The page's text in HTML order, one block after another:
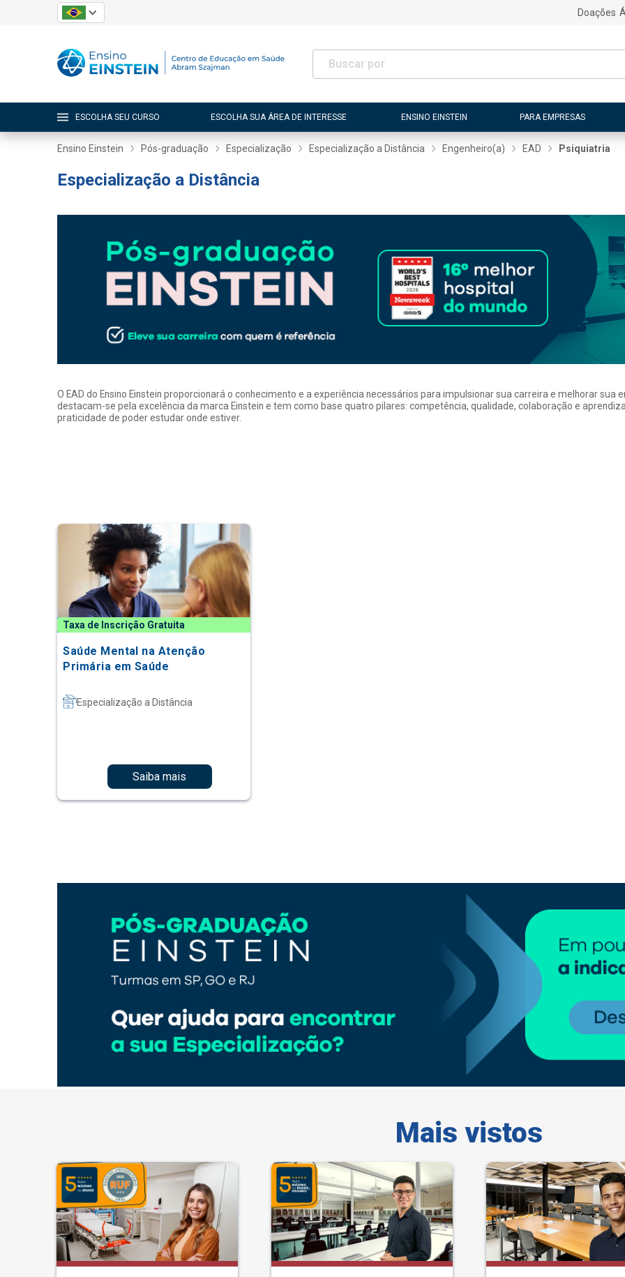
Doações
ESCOLHA SEU CURSO ESCOLHA SUA ÁREA DE INTERESSE ENSINO EINSTEIN PARA EMPRESAS
Ensino Einstein Pós-graduação Especialização Especialização a Distância Engenheiro(a) EAD Psiquiatria
Especialização a Distância
O EAD do Ensino Einstein proporcionará o conhecimento e a experiência necessários para impulsionar sua carreira e melhorar
destacam-se pela excelência da marca Einstein e tem como base quatro pilares: competência, qualidade, colaboração e
praticidade de poder estudar onde estiver.
Taxa de Inscrição Gratuita
Saúde Mental na Atenção
Primária em Saúde
Especialização a Distância
Saiba mais
Mais vistos